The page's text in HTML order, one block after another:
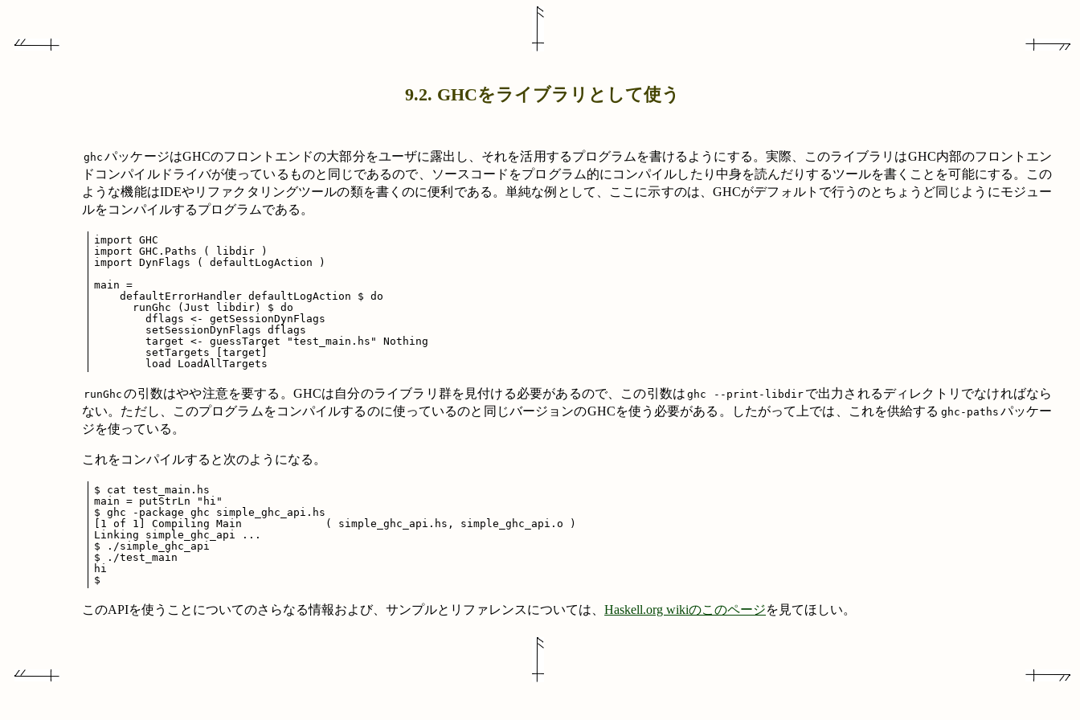
9.2. GHCをライブラリとして使う
ghc パッケージはGHCのフロントエンドの大部分をユーザに露出し、それを活用するプログラムを書けるようにする。実際、このライブラリはGHC内部のフロントエン
ドコンパイルドライバが使っているものと同じであるので、ソースコードをプログラム的にコンパイルしたり中身を読んだりするツールを書くことを可能にする。この
ような機能はIDEやリファクタリングツールの類を書くのに便利である。単純な例として、ここに示すのは、GHCがデフォルトで行うのとちょうど同じようにモジュー
ルをコンパイルするプログラムである。
import GHC
import GHC.Paths ( libdir )
import DynFlags ( defaultLogAction )
main =
    defaultErrorHandler defaultLogAction $ do
      runGhc (Just libdir) $ do
        dflags <- getSessionDynFlags
        setSessionDynFlags dflags
        target <- guessTarget "test_main.hs" Nothing
        setTargets [target]
runGhc の引数はやや注意を要する。GHCは自分のライブラリ群を見付ける必要があるので、この引数は ghc --print-libdir で出力されるディレクトリでなければなら
ない。ただし、このプログラムをコンパイルするのに使っているのと同じバージョンのGHCを使う必要がある。したがって上では、これを供給する ghc-paths パッケー
ジを使っている。
これをコンパイルすると次のようになる。
$ cat test_main.hs
main = putStrLn "hi"
$ ghc -package ghc simple_ghc_api.hs
[1 of 1] Compiling Main             ( simple_ghc_api.hs, simple_ghc_api.o )
Linking simple_ghc_api ...
$ ./simple_ghc_api
$ ./test_main
hi
このAPIを使うことについてのさらなる情報および、サンプルとリファレンスについては、Haskell.org wikiのこのページを見てほしい。